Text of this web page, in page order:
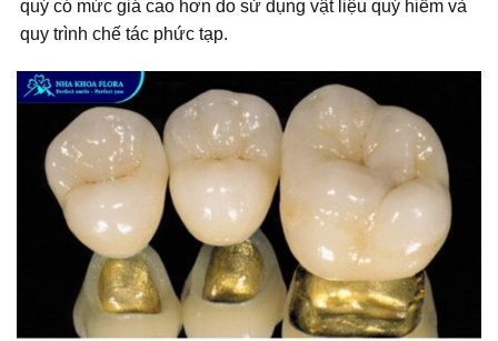
quý có mức giá cao hơn do sử dụng vật liệu quý hiếm và
quy trình chế tác phức tạp.